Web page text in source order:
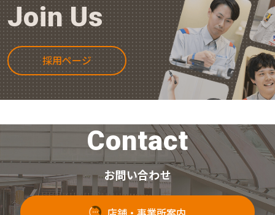
Join Us
採用ページ
Contact
お問い合わせ